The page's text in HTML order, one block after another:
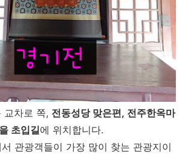
교차로 쪽, 전동성당 맞은편, 전주한옥마
을 초입길에 위치합니다.
관광객들이 가장 많이 찾는 관광지이